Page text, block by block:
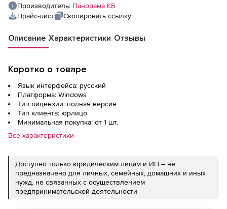
Производитель: Панорама КБ
Прайс-лист
Скопировать ссылку
Описание Характеристики Отзывы
Коротко о товаре
Язык интерфейса: русский
Платформа: Windows
Тип лицензии: полная версия
Тип клиента: юрлицо
Минимальная покупка: от 1 шт.
Все характеристики
Доступно только юридическим лицам и ИП – не
предназначено для личных, семейных, домашних и иных
нужд, не связанных с осуществлением
предпринимательской деятельности